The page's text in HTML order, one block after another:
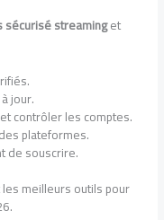
sécurisé streaminget
jour.
contrôler les comptes.
plateformes.
de souscrire.
meilleurs outils pour